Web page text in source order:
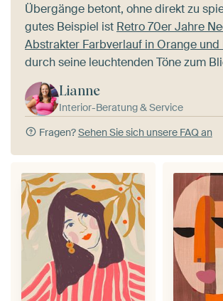
Übergänge betont, ohne direkt zu
gutes Beispiel ist Retro 70er Jahre
Abstrakter Farbverlauf in Orange und
durch seine leuchtenden Töne zum
Lianne
Interior-Beratung & Service
Fragen?Sehen Sie sich unsere FAQ an